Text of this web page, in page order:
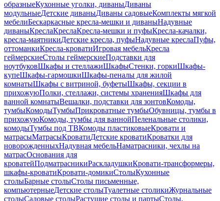
образныеКухонные уголки, диваныДиваны
модульныеДетские диваныДиваны садовыеКомплекты мягкой
мебелиБескаркасные кресла-мешки и диваныНадувные
диваныКреслаКреслаКресла-мешки и пуфыКресла-качалки,
кресла-маятникиДетские кресла, пуфыНадувные креслаПуфы,
оттоманкиКресла-кроватиИгровая мебельКресла
геймерскиеСтолы геймерскиеПодставки для
ноутбуковШкафы и стеллажиШкафыСтенки, горкиШкафы-
купеШкафы-гармошкиШкафы-пеналы для жилой
комнатыШкафы с витриной, буфетыШкафы, секции в
прихожуюПолки, стеллажи, системы храненияШкафы для
ванной комнатыВешалки, подставки для зонтовКомоды,
тумбыКомодыТумбыПрикроватные тумбыОбувницы, тумбы в
прихожуюКомоды, тумбы для ваннойПеленальные столики,
комодыТумбы под ТВКомоды пластиковыеКровати и
матрасыМатрасыКроватиДетские кроватиКроватки для
новорожденныхНадувная мебельНаматрасники, чехлы на
матрасОснования для
кроватейПодматрасникиРаскладушкиКровати-трансформеры,
шкафы-кроватиКровати-домикиСтолыКухонные
столыБарные столыСтолы письменные,
компьютерныеДетские столыТуалетные столикиЖурнальные
столыСадовые столыРастущие столы и партыСтолы,